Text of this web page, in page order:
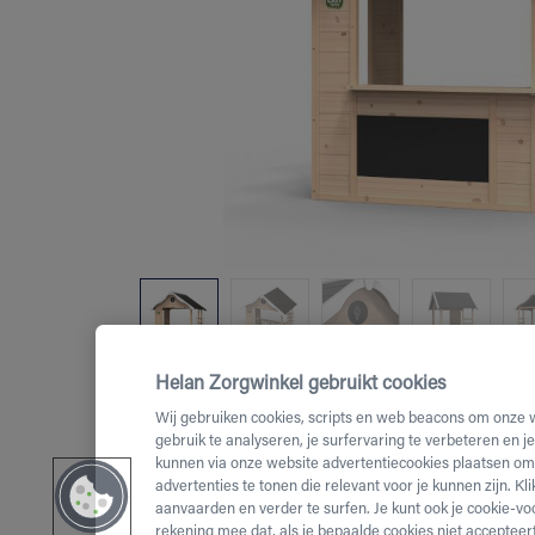
Helan Zorgwinkel gebruikt cookies
Wij gebruiken cookies, scripts en web beacons om
gebruik te analyseren, je surfervaring te verbeteren en
kunnen via onze website advertentiecookies plaatsen
advertenties te tonen die relevant voor je kunnen zijn.
aanvaarden en verder te surfen. Je kunt ook je cookie-